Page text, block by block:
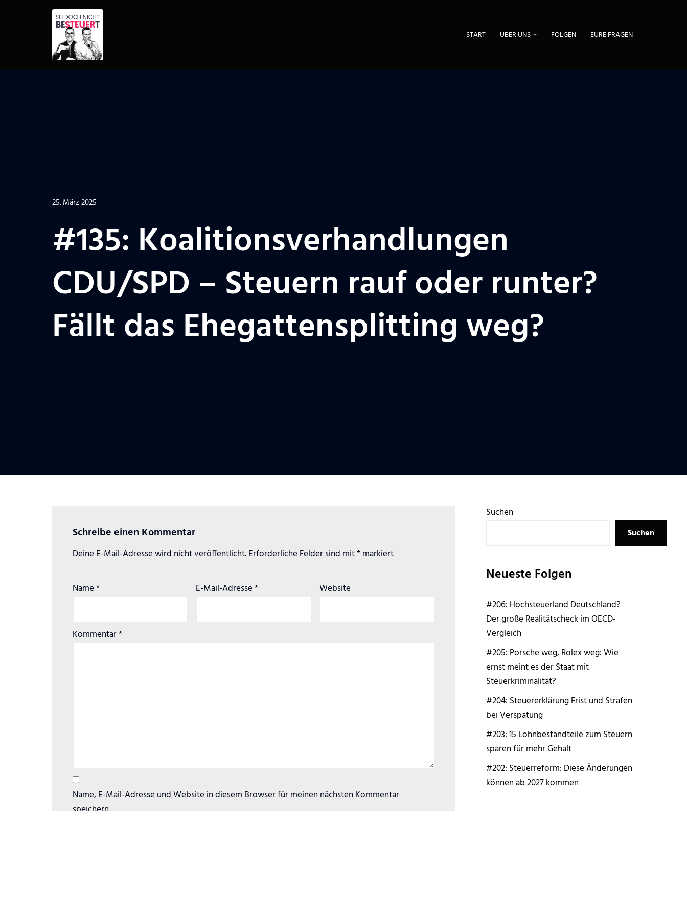
START ÜBER UNS FOLGEN EURE FRAGEN
25. März 2025
#135: Koalitionsverhandlungen
CDU/SPD – Steuern rauf oder runter?
Fällt das Ehegattensplitting weg?
Schreibe einen Kommentar
Deine E-Mail-Adresse wird nicht veröffentlicht.Erforderliche Felder sind mit*markiert
Name* E-Mail-Adresse* Website
Kommentar*
Name, E-Mail-Adresse und Website in diesem Browser für meinen nächsten Kommentar
speichern.
Suchen
Suchen
Neueste Folgen
#206: Hochsteuerland Deutschland?
Der große Realitätscheck im OECD-
Vergleich
#205: Porsche weg, Rolex weg: Wie
ernst meint es der Staat mit
Steuerkriminalität?
#204: Steuererklärung Frist und Strafen
bei Verspätung
#203: 15 Lohnbestandteile zum Steuern
sparen für mehr Gehalt
#202: Steuerreform: Diese Änderungen
können ab 2027 kommen